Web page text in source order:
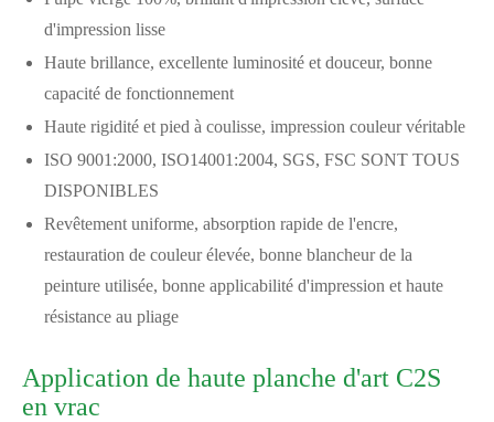
d'impression lisse
Haute brillance, excellente luminosité et douceur, bonne
capacité de fonctionnement
Haute rigidité et pied à coulisse, impression couleur véritable
ISO 9001:2000, ISO14001:2004, SGS, FSC SONT TOUS
DISPONIBLES
Revêtement uniforme, absorption rapide de l'encre,
restauration de couleur élevée, bonne blancheur de la
peinture utilisée, bonne applicabilité d'impression et haute
résistance au pliage
Application de haute planche d'art C2S
en vrac